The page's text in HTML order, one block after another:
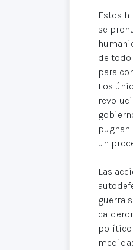
Estos
se
de
para
Los
un
Las
guerra